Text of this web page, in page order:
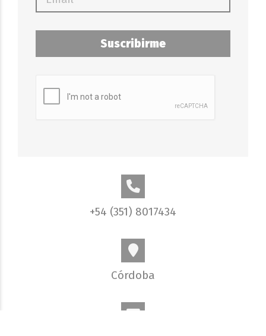
Suscribirme
+54 (351) 8017434
Córdoba